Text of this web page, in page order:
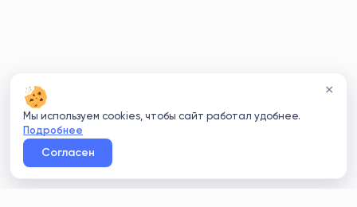
×
Мы используем cookies, чтобы сайт работал удобнее.
Подробнее
Согласен